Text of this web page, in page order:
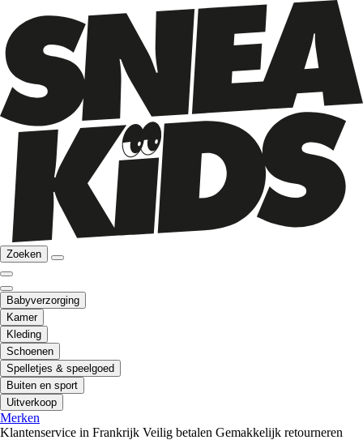
Zoeken
Babyverzorging
Kamer
Kleding
Schoenen
Spelletjes & speelgoed
Buiten en sport
Uitverkoop
Merken
Klantenservice in Frankrijk Veilig betalen Gemakkelijk retourneren